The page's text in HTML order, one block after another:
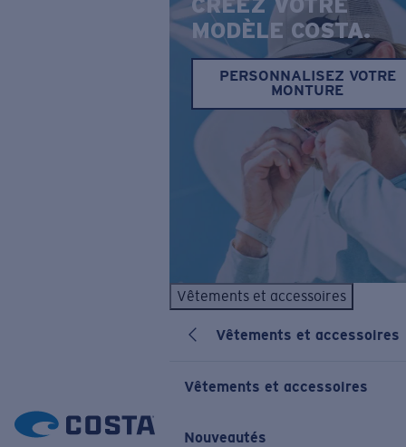
CRÉEZ VOTRE
MODÈLE COSTA.
PERSONNALISEZ VOTRE
MONTURE
Vêtements et accessoires
Vêtements et accessoires
Vêtements et accessoires
Nouveautés